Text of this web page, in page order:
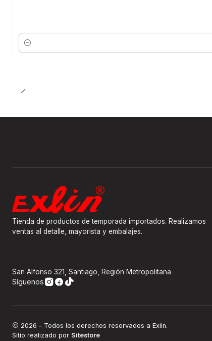
Cantidad
Tienda de productos de temporada importados. Realizamos
ventas al detalle, mayorista y embalajes.
San Alfonso 321, Santiago, Región Metropolitana
Síguenos
2026 – Todos los derechos reservados a Exlin.
Sitio realizado por Sitestore